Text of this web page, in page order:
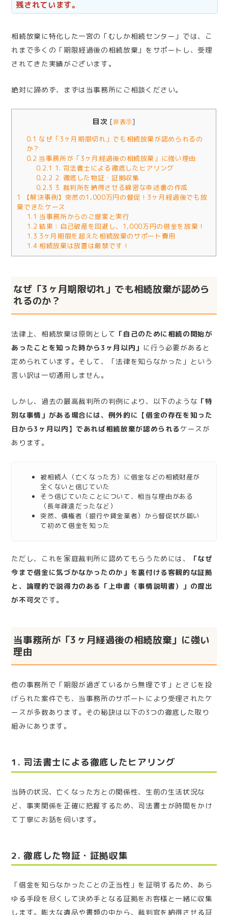
残されています。
相続放棄に特化した一宮の「むしか相続センター」では、こ
れまで多くの「期限経過後の相続放棄」をサポートし、受理
されてきた実績がございます。
絶対に諦めず、まずは当事務所にご相談ください。
目次 [非表示]
0.1 なぜ「3ヶ月期限切れ」でも相続放棄が認められるの
か？
0.2 当事務所が「3ヶ月経過後の相続放棄」に強い理由
0.2.1 1. 司法書士による徹底したヒアリング
0.2.2 2. 徹底した物証・証拠収集
0.2.3 3. 裁判所を納得させる綿密な申述書の作成
1
【解決事例】突然の1,000万円の督促！3ヶ月経過後でも放
棄できたケース
1.1 当事務所からのご提案と実行
1.2 結果：自己破産を回避し、1,000万円の借金を放棄！
1.3 3ヶ月期限を超えた相続放棄のサポート費用
1.4 相続放棄は放置は厳禁です！
なぜ「3ヶ月期限切れ」でも相続放棄が認めら
れるのか？
法律上、相続放棄は原則として 「自己のために相続の開始が
あったことを知った時から3ヶ月以内」 に行う必要があると
定められています。そして、「法律を知らなかった」という
言い訳は一切通用しません。
しかし、過去の最高裁判所の判例により、以下のような 「特
別な事情」がある場合には、例外的に【借金の存在を知った
日から3ヶ月以内】であれば相続放棄が認められる ケースが
あります。
被相続人（亡くなった方）に借金などの相続財産が
全くないと信じていた
そう信じていたことについて、相当な理由がある
（長年疎遠だったなど）
突然、債権者（銀行や貸金業者）から督促状が届い
て初めて借金を知った
ただし、これを家庭裁判所に認めてもらうためには、
「なぜ
今まで借金に気づかなかったのか」を裏付ける客観的な証拠
と、論理的で説得力のある「上申書（事情説明書）」の提出
が不可欠です。
当事務所が「3ヶ月経過後の相続放棄」に強い
理由
他の事務所で「期限が過ぎているから無理です」とさじを投
げられた案件でも、当事務所のサポートにより受理されたケ
ースが多数あります。その秘訣は以下の3つの徹底した取り
組みにあります。
1. 司法書士による徹底したヒアリング
当時の状況、亡くなった方との関係性、生前の生活状況な
ど、事実関係を正確に把握するため、司法書士が時間をかけ
て丁寧にお話を伺います。
2. 徹底した物証・証拠収集
「借金を知らなかったことの正当性」を証明するため、あら
ゆる手段を尽くして決め手となる証拠をお客様と一緒に収集
します。膨大な遺品や書類の中から、裁判官を納得させる証